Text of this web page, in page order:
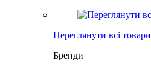
Переглянути всі товари
Бренди